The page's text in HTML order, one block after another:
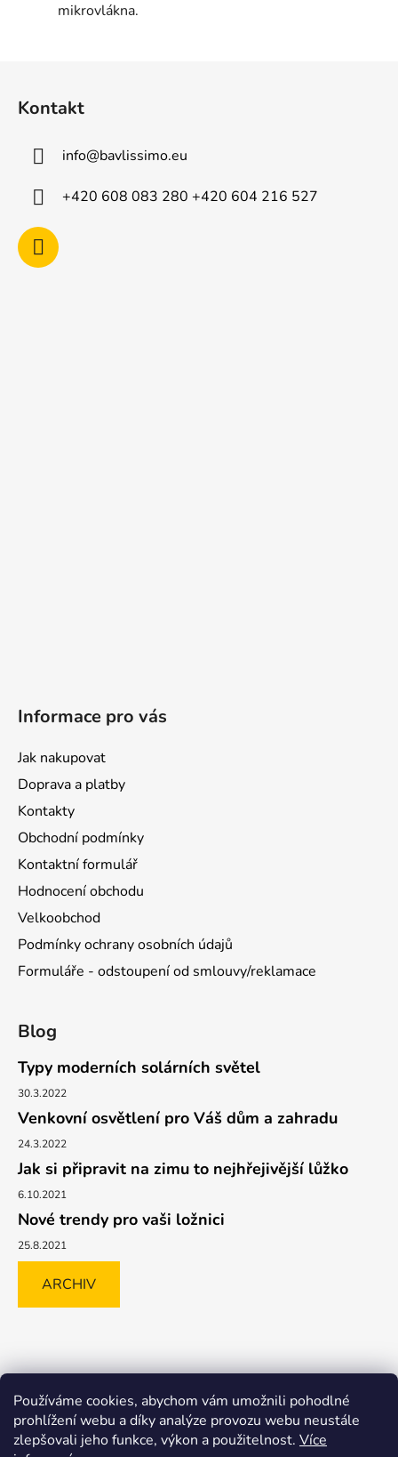
Používáme cookies, abychom vám umožnili pohodlné
prohlížení webu a díky analýze provozu webu neustále
zlepšovali jeho funkce, výkon a použitelnost. Více
mikrovlákna.
Kontakt
info@bavlissimo.eu
+420 608 083 280 +420 604 216 527
Informace pro vás
Jak nakupovat
Doprava a platby
Kontakty
Obchodní podmínky
Kontaktní formulář
Hodnocení obchodu
Velkoobchod
Podmínky ochrany osobních údajů
Formuláře - odstoupení od smlouvy/reklamace
Blog
Typy moderních solárních světel
30.3.2022
Venkovní osvětlení pro Váš dům a zahradu
24.3.2022
Jak si připravit na zimu to nejhřejivější lůžko
6.10.2021
Nové trendy pro vaši ložnici
25.8.2021
ARCHIV
MALL.CZ